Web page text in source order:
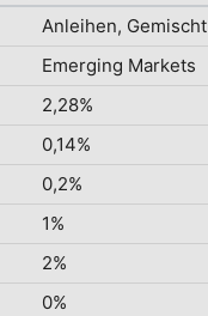
Anleihen, Gemischt
Emerging Markets
2,28%
0,14%
0,2%
1%
2%
0%